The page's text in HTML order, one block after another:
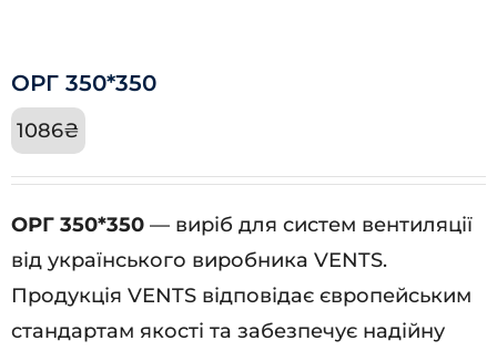
ОРГ 350*350
1086₴
ОРГ 350*350 — виріб для систем вентиляції
від українського виробника VENTS.
Продукція VENTS відповідає європейським
стандартам якості та забезпечує надійну